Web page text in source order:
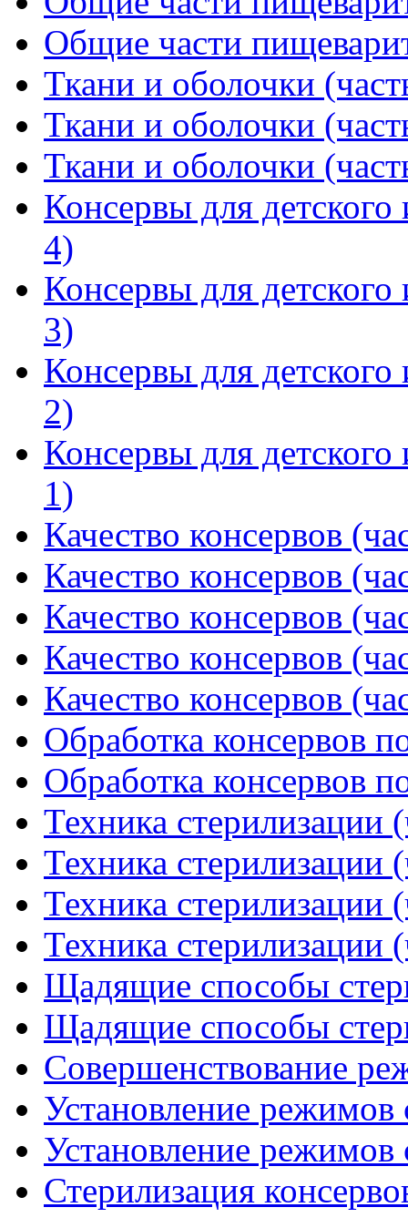
Общие части
Ткани и оболочки
Ткани и оболочки
Ткани и оболочки
Консервы для детского
4)
Консервы для детского
3)
Консервы для детского
2)
Консервы для детского
1)
Качество консервов
Качество консервов
Качество консервов
Качество консервов
Качество консервов
Обработка консервов
Обработка консервов
Техника стерилизации
Техника стерилизации
Техника стерилизации
Техника стерилизации
Щадящие способы
Щадящие способы
Совершенствование
Установление режимов
Установление режимов
Стерилизация